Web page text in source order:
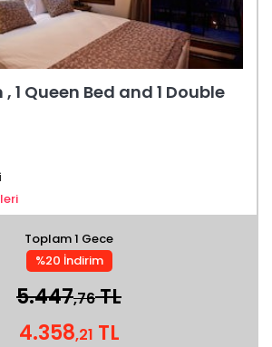
1 Queen Bed and 1 Double
Toplam 1 Gece
%20 İndirim
5.447,76TL
4.358,21 TL